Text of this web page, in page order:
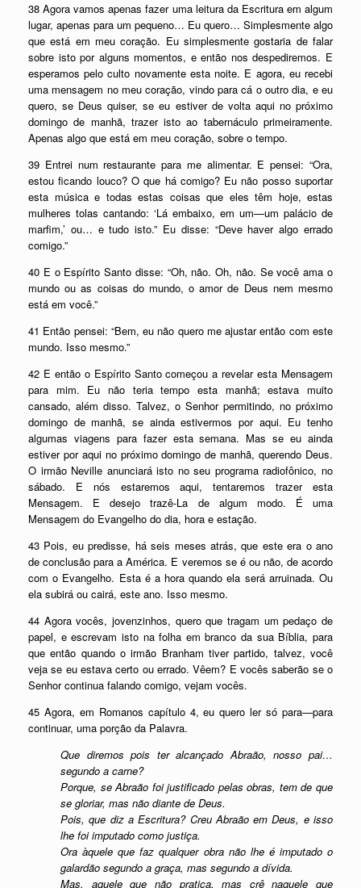
38 Agora vamos apenas fazer uma leitura da Escritura em algum
lugar, apenas para um pequeno… Eu quero… Simplesmente algo
que está em meu coração. Eu simplesmente gostaria de falar
sobre isto por alguns momentos, e então nos despediremos. E
esperamos pelo culto novamente esta noite. E agora, eu recebi
uma mensagem no meu coração, vindo para cá o outro dia, e eu
quero, se Deus quiser, se eu estiver de volta aqui no próximo
domingo de manhã, trazer isto ao tabernáculo primeiramente.
Apenas algo que está em meu coração, sobre o tempo.
39 Entrei num restaurante para me alimentar. E pensei: “Ora,
estou ficando louco? O que há comigo? Eu não posso suportar
esta música e todas estas coisas que eles têm hoje, estas
mulheres tolas cantando: ‘Lá embaixo, em um—um palácio de
marfim,’ ou… e tudo isto.” Eu disse: “Deve haver algo errado
comigo.”
40 E o Espírito Santo disse: “Oh, não. Oh, não. Se você ama o
mundo ou as coisas do mundo, o amor de Deus nem mesmo
está em você.”
41 Então pensei: “Bem, eu não quero me ajustar então com este
mundo. Isso mesmo.”
42 E então o Espírito Santo começou a revelar esta Mensagem
para mim. Eu não teria tempo esta manhã; estava muito
cansado, além disso. Talvez, o Senhor permitindo, no próximo
domingo de manhã, se ainda estivermos por aqui. Eu tenho
algumas viagens para fazer esta semana. Mas se eu ainda
estiver por aqui no próximo domingo de manhã, querendo Deus.
O irmão Neville anunciará isto no seu programa radiofônico, no
sábado. E nós estaremos aqui, tentaremos trazer esta
Mensagem. E desejo trazê-La de algum modo. É uma
Mensagem do Evangelho do dia, hora e estação.
43 Pois, eu predisse, há seis meses atrás, que este era o ano
de conclusão para a América. E veremos se é ou não, de acordo
com o Evangelho. Esta é a hora quando ela será arruinada. Ou
ela subirá ou cairá, este ano. Isso mesmo.
44 Agora vocês, jovenzinhos, quero que tragam um pedaço de
papel, e escrevam isto na folha em branco da sua Bíblia, para
que então quando o irmão Branham tiver partido, talvez, você
veja se eu estava certo ou errado. Vêem? E vocês saberão se o
Senhor continua falando comigo, vejam vocês.
45 Agora, em Romanos capítulo 4, eu quero ler só para—para
continuar, uma porção da Palavra.
Que diremos pois ter alcançado Abraão, nosso pai…
segundo a carne?
Porque, se Abraão foi justificado pelas obras, tem de que
se gloriar, mas não diante de Deus.
Pois, que diz a Escritura? Creu Abraão em Deus, e isso
lhe foi imputado como justiça.
Ora àquele que faz qualquer obra não lhe é imputado o
galardão segundo a graça, mas segundo a dívida.
Mas, aquele que não pratica, mas crê naquele que